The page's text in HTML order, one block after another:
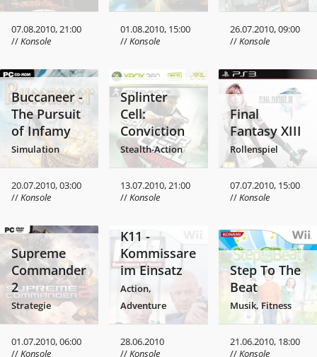
07.08.2010, 21:00
//Konsole
01.08.2010, 15:00
//Konsole
26.07.2010, 09:00
//Konsole
Buccaneer -
The Pursuit
of Infamy
Simulation
20.07.2010, 03:00
//Konsole
Splinter
Cell:
Conviction
Stealth-Action
13.07.2010, 21:00
//Konsole
Final
Fantasy XIII
Rollenspiel
07.07.2010, 15:00
//Konsole
Supreme
Commander
2
Strategie
01.07.2010, 06:00
//Konsole
K11 -
Kommissare
im Einsatz
Action,
Adventure
28.06.2010
//Konsole
Step To The
Beat
Musik, Fitness
21.06.2010, 18:00
//Konsole